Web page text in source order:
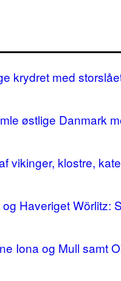
krydret med
østlige Danmark
vikinger, klostre,
Haveriget
Iona og Mull samt